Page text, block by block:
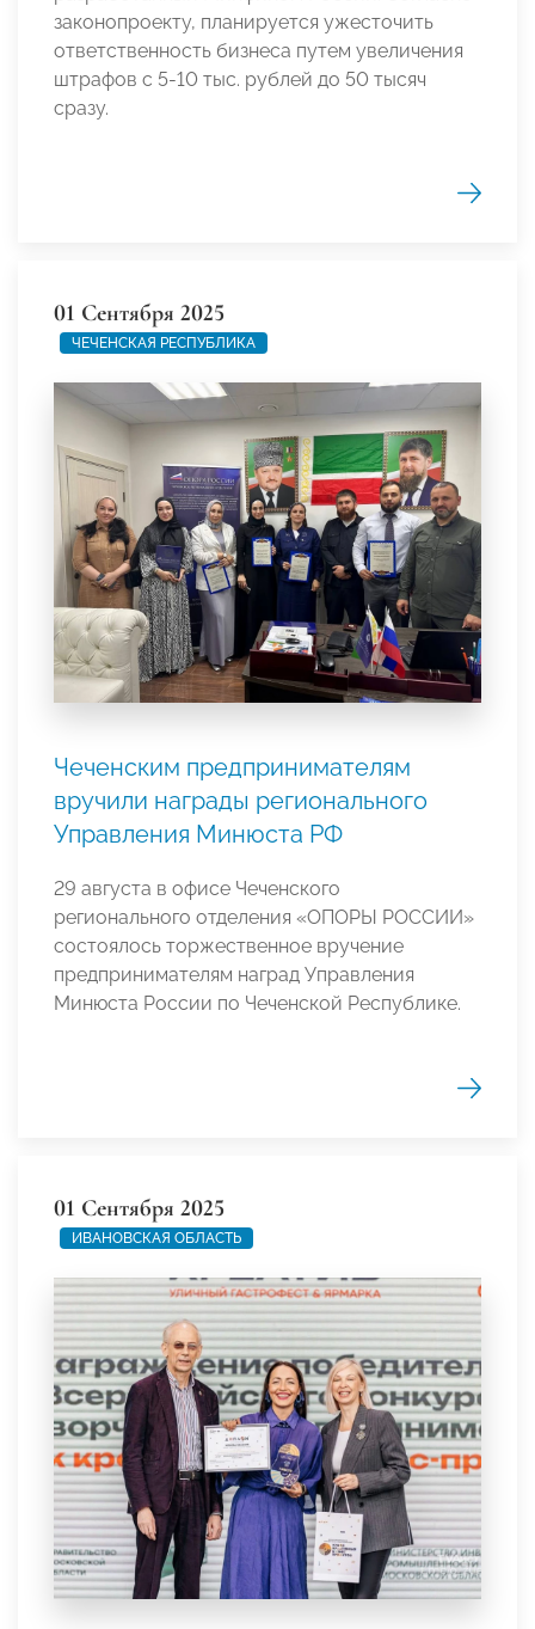
законопроекту, планируется ужесточить
ответственность бизнеса путем увеличения
штрафов с 5-10 тыс. рублей до 50 тысяч
сразу.
01 Сентября 2025
ЧЕЧЕНСКАЯ РЕСПУБЛИКА
Чеченским предпринимателям
вручили награды регионального
Управления Минюста РФ
29 августа в офисе Чеченского
регионального отделения «ОПОРЫ РОССИИ»
состоялось торжественное вручение
предпринимателям наград Управления
Минюста России по Чеченской Республике.
01 Сентября 2025
ИВАНОВСКАЯ ОБЛАСТЬ